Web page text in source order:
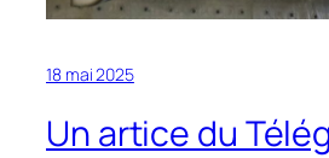
18 mai 2025
Un artice du